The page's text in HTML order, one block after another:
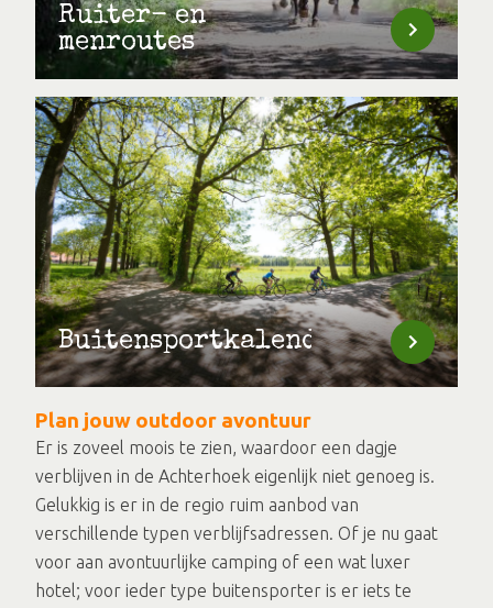
Ruiter- en
menroutes
Buitensportkalender
Plan jouw outdoor avontuur
Er is zoveel moois te zien, waardoor een dagje
verblijven in de Achterhoek eigenlijk niet genoeg is.
Gelukkig is er in de regio ruim aanbod van
verschillende typen verblijfsadressen. Of je nu gaat
voor aan avontuurlijke camping of een wat luxer
hotel; voor ieder type buitensporter is er iets te